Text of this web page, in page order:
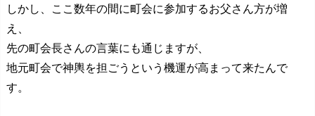
しかし、ここ数年の間に町会に参加するお父さん方が増
え、
先の町会長さんの言葉にも通じますが、
地元町会で神輿を担ごうという機運が高まって来たんで
す。